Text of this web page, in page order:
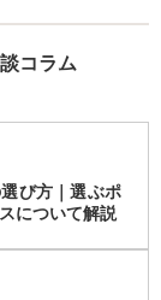
コラム
び方｜選ぶポ
について解説